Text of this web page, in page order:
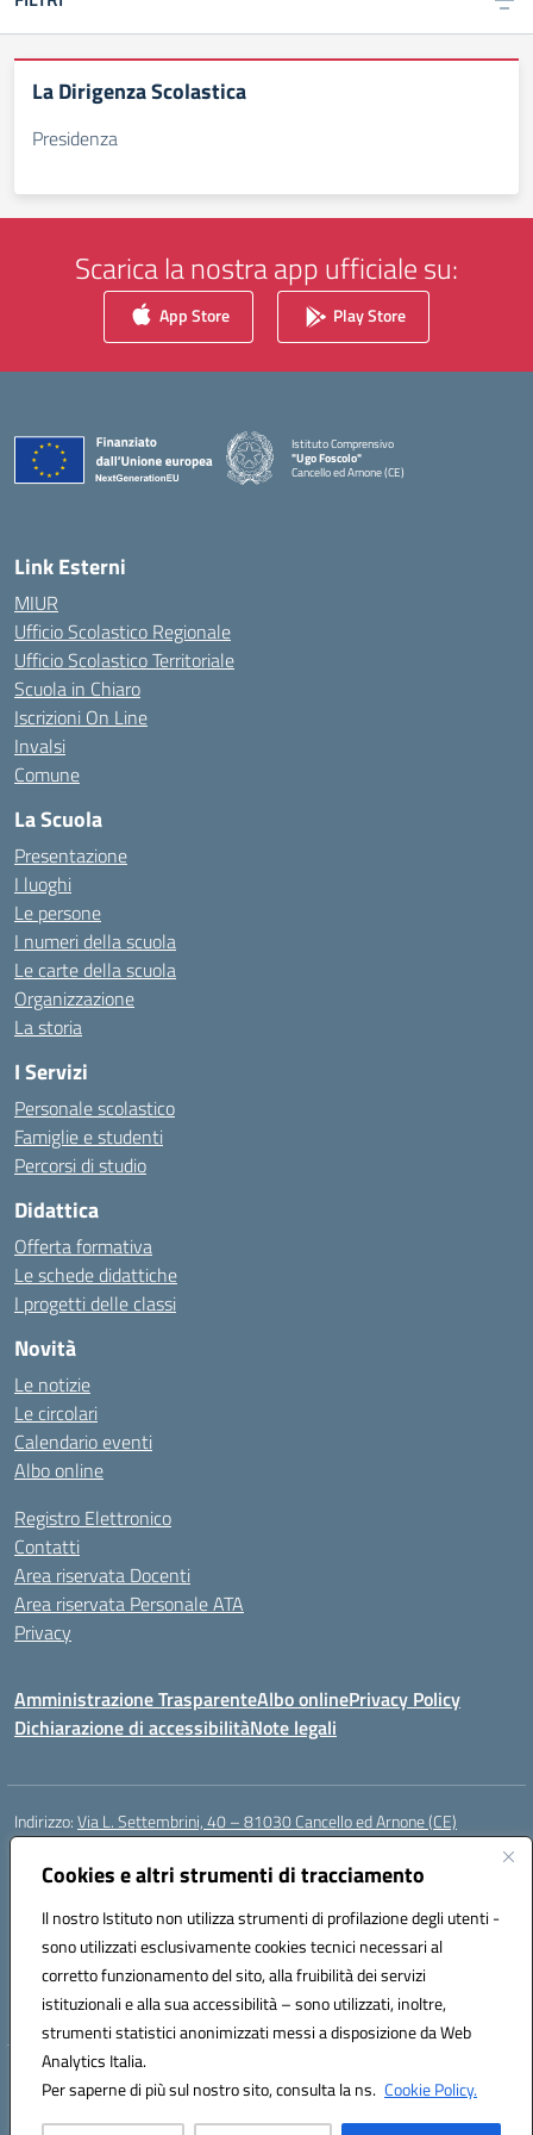
Cookies e altri strumenti di tracciamento
Il nostro Istituto non utilizza strumenti di profilazione degli utenti -
sono utilizzati esclusivamente cookies tecnici necessari al
corretto funzionamento del sito, alla fruibilità dei servizi
istituzionali e alla sua accessibilità – sono utilizzati, inoltre,
strumenti statistici anonimizzati messi a disposizione da Web
Analytics Italia.
Per saperne di più sul nostro sito, consulta la ns. Cookie Policy.
La Dirigenza Scolastica
Presidenza
Scarica la nostra app ufficiale su:
App Store Play Store
Istituto Comprensivo
"Ugo Foscolo"
Cancello ed Arnone (CE)
Link Esterni
MIUR
Ufficio Scolastico Regionale
Ufficio Scolastico Territoriale
Scuola in Chiaro
Iscrizioni On Line
Invalsi
Comune
La Scuola
Presentazione
I luoghi
Le persone
I numeri della scuola
Le carte della scuola
Organizzazione
La storia
I Servizi
Personale scolastico
Famiglie e studenti
Percorsi di studio
Didattica
Offerta formativa
Le schede didattiche
I progetti delle classi
Novità
Le notizie
Le circolari
Calendario eventi
Albo online
Registro Elettronico
Contatti
Area riservata Docenti
Area riservata Personale ATA
Privacy
Amministrazione TrasparenteAlbo onlinePrivacy Policy
Dichiarazione di accessibilitàNote legali
Indirizzo:Via L. Settembrini, 40 – 81030 Cancello ed Arnone (CE)
Centralino:
Posta elettronica certificata (PEC):ceic818008@pec.istruzione.it
Codice fiscale: 80009710619
Codice meccanografico:CEIC818008
Codice Indice delle Pubbliche Amministrazioni (IPA): istsc_ceic818008
Codice unico di fatturazione (CUF): UF0QMA
Hosting & Powered by 3D Solution S.r.l.
Concept & Design by Designers Italia